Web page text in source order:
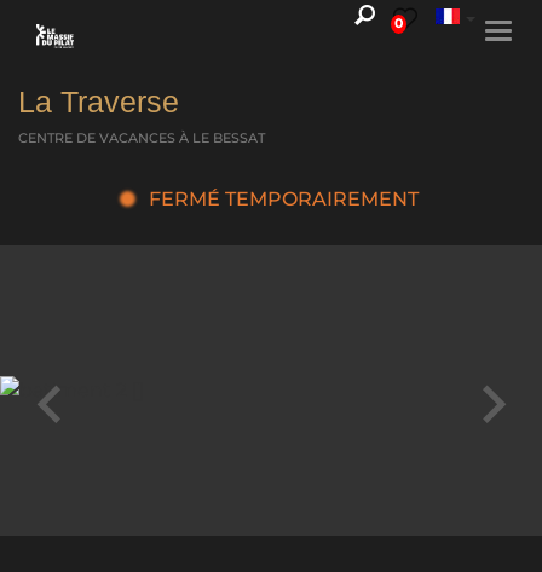
0
La Traverse
CENTRE DE VACANCES À LE BESSAT
FERMÉ TEMPORAIREMENT